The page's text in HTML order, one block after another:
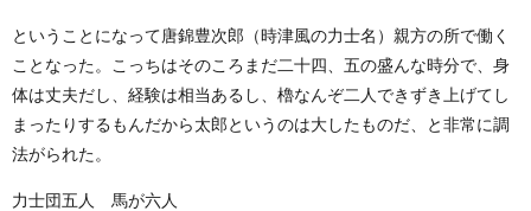
ということになって唐錦豊次郎（時津風の力士名）親方の所で働く
ことなった。こっちはそのころまだ二十四、五の盛んな時分で、身
体は丈夫だし、経験は相当あるし、櫓なんぞ二人できずき上げてし
まったりするもんだから太郎というのは大したものだ、と非常に調
法がられた。
力士団五人 馬が六人